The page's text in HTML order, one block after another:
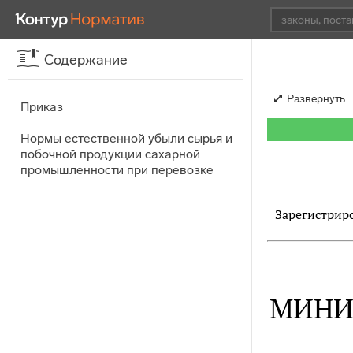
Содержание
Приказ
Нормы естественной убыли сырья и
побочной продукции сахарной
промышленности при перевозке
Развернуть